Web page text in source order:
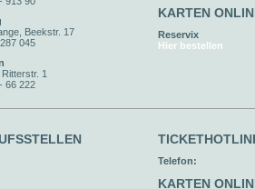
Beekstr. 17
045
1
66 222
KARTEN
Reservix
Hier bestellen
Telefon:
KARTEN